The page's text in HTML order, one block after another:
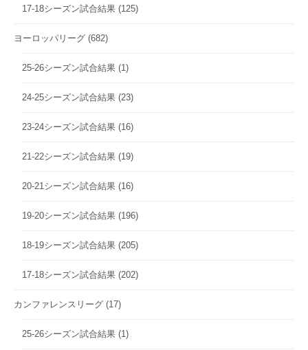
17-18シーズン試合結果 (125)
ヨーロッパリーグ (682)
25-26シーズン試合結果 (1)
24-25シーズン試合結果 (23)
23-24シーズン試合結果 (16)
21-22シーズン試合結果 (19)
20-21シーズン試合結果 (16)
19-20シーズン試合結果 (196)
18-19シーズン試合結果 (205)
17-18シーズン試合結果 (202)
カンファレンスリーグ (17)
25-26シーズン試合結果 (1)